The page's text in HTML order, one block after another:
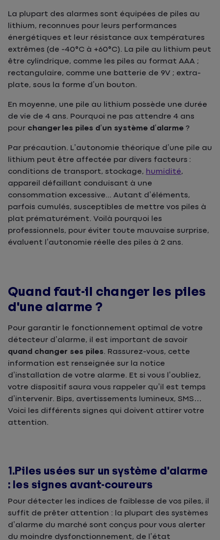
La plupart des alarmes sont équipées de piles au
lithium, reconnues pour leurs performances
énergétiques et leur résistance aux températures
extrêmes (de -40°C à +60°C). La pile au lithium peut
être cylindrique, comme les piles au format AAA ;
rectangulaire, comme une batterie de 9V ; extra-
plate, sous la forme d’un bouton.
En moyenne, une pile au lithium possède une durée
de vie de 4 ans. Pourquoi ne pas attendre 4 ans
pour changer les piles d’un système d’alarme ?
Par précaution. L’autonomie théorique d’une pile au
lithium peut être affectée par divers facteurs :
conditions de transport, stockage, humidité,
appareil défaillant conduisant à une
consommation excessive... Autant d’éléments,
parfois cumulés, susceptibles de mettre vos piles à
plat prématurément. Voilà pourquoi les
professionnels, pour éviter toute mauvaise surprise,
évaluent l’autonomie réelle des piles à 2 ans.
Quand faut-il changer les piles
d'une alarme ?
Pour garantir le fonctionnement optimal de votre
détecteur d’alarme, il est important de savoir
quand changer ses piles. Rassurez-vous, cette
information est renseignée sur la notice
d’installation de votre alarme. Et si vous l’oubliez,
votre dispositif saura vous rappeler qu’il est temps
d’intervenir. Bips, avertissements lumineux, SMS…
Voici les différents signes qui doivent attirer votre
attention.
1.Piles usées sur un système d'alarme
: les signes avant-coureurs
Pour détecter les indices de faiblesse de vos piles, il
suffit de prêter attention : la plupart des systèmes
d’alarme du marché sont conçus pour vous alerter
du moindre dysfonctionnement, de l’état